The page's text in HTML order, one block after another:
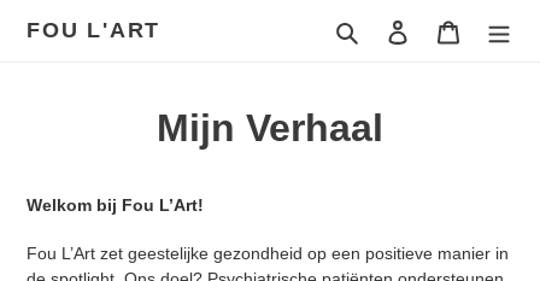
naarFOU L'ART Zoeken Inloggen
Mijn Verhaal
Welkom bij Fou L’Art!
Fou L’Art zet geestelijke gezondheid op een positieve manier in